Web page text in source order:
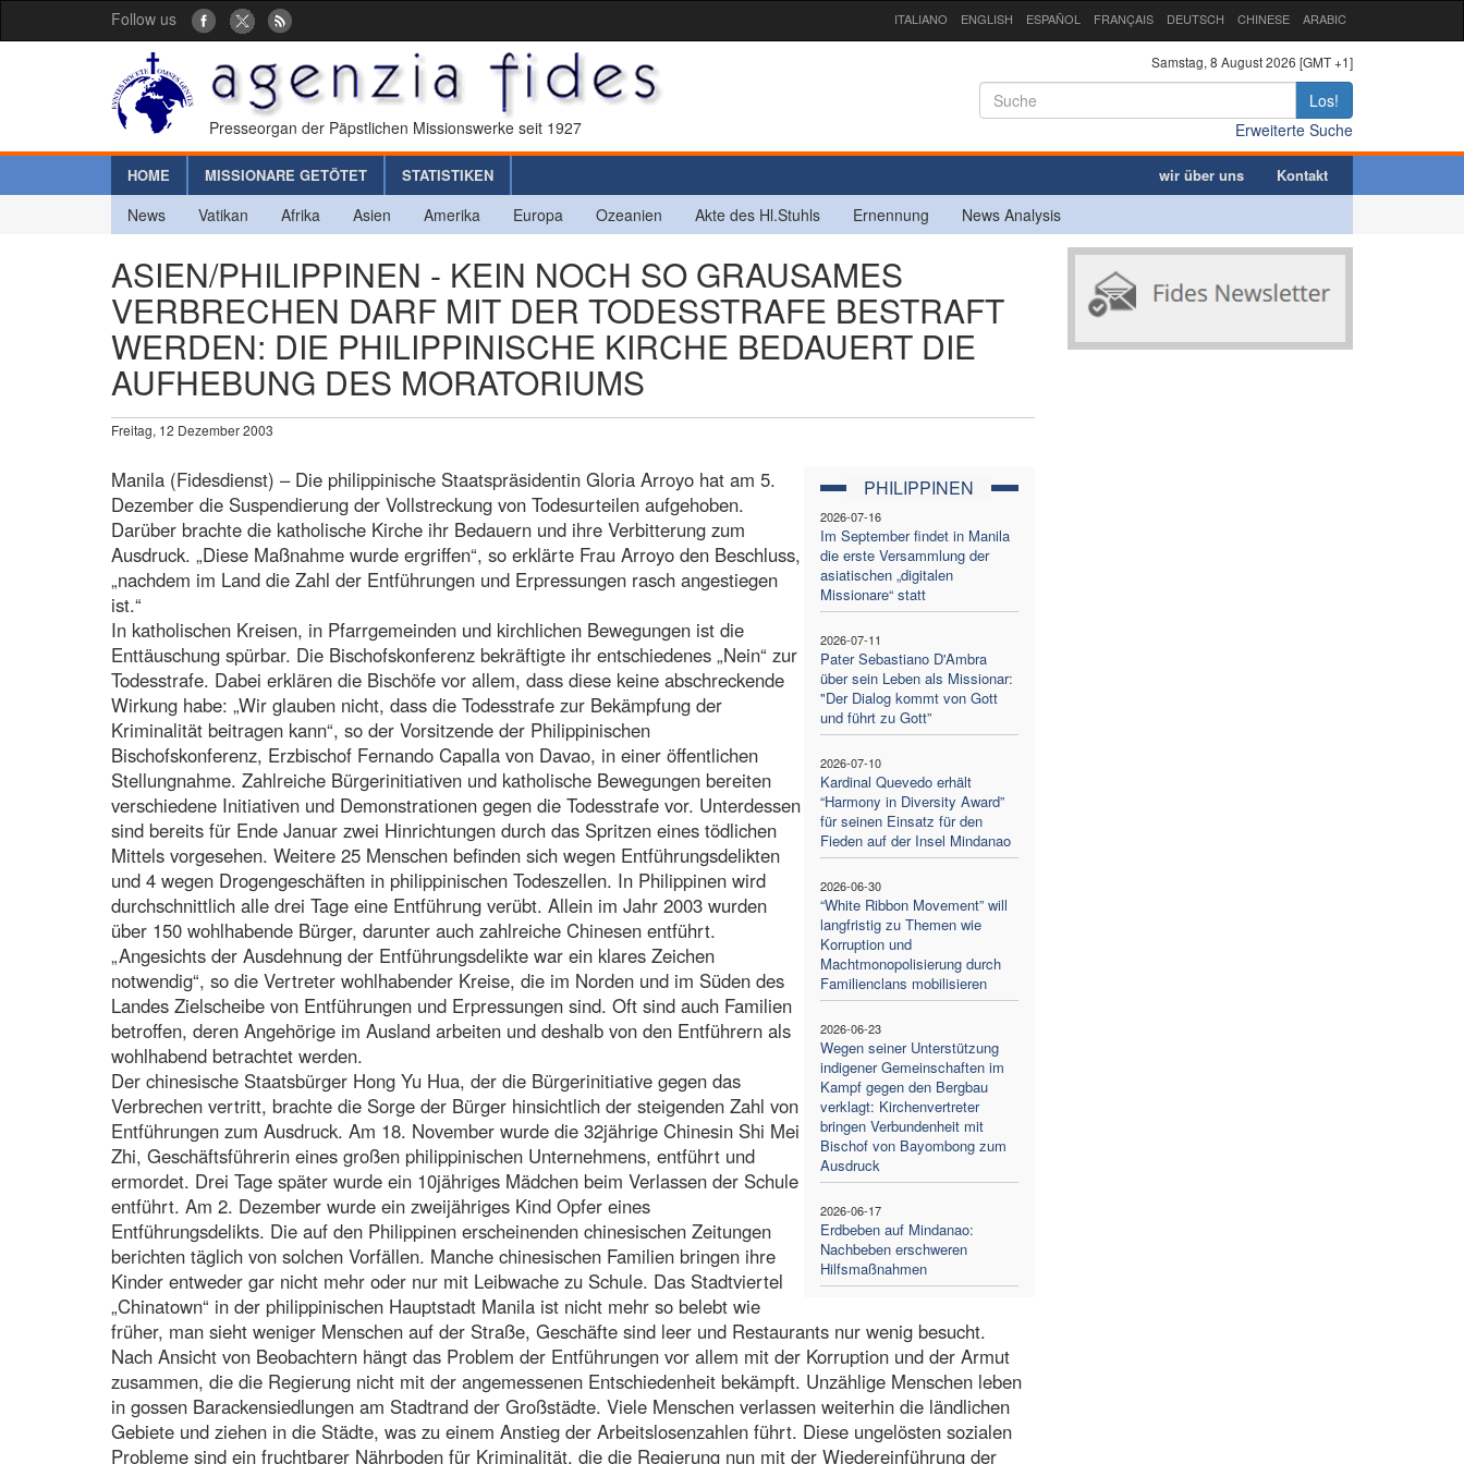
Follow us ITALIANO ENGLISH ESPAÑOL FRANÇAIS DEUTSCH CHINESE ARABIC
Presseorgan der Päpstlichen Missionswerke seit 1927
Samstag, 8 August 2026 [GMT +1]
Los!
Erweiterte Suche
HOME MISSIONARE GETÖTET STATISTIKEN wir über uns Kontakt
News Vatikan Afrika Asien Amerika Europa Ozeanien Akte des Hl.Stuhls Ernennung News Analysis
ASIEN/PHILIPPINEN - KEIN NOCH SO GRAUSAMES
VERBRECHEN DARF MIT DER TODESSTRAFE BESTRAFT
WERDEN: DIE PHILIPPINISCHE KIRCHE BEDAUERT DIE
AUFHEBUNG DES MORATORIUMS
Freitag, 12 Dezember 2003
PHILIPPINEN
2026-07-16
Im September findet in Manila
die erste Versammlung der
asiatischen „digitalen
Missionare“ statt
2026-07-11
Pater Sebastiano D'Ambra
über sein Leben als Missionar:
"Der Dialog kommt von Gott
und führt zu Gott”
2026-07-10
Kardinal Quevedo erhält
“Harmony in Diversity Award”
für seinen Einsatz für den
Fieden auf der Insel Mindanao
2026-06-30
“White Ribbon Movement” will
langfristig zu Themen wie
Korruption und
Machtmonopolisierung durch
Familienclans mobilisieren
2026-06-23
Wegen seiner Unterstützung
indigener Gemeinschaften im
Kampf gegen den Bergbau
verklagt: Kirchenvertreter
bringen Verbundenheit mit
Bischof von Bayombong zum
Ausdruck
2026-06-17
Erdbeben auf Mindanao:
Nachbeben erschweren
Hilfsmaßnahmen
Manila (Fidesdienst) – Die philippinische Staatspräsidentin Gloria Arroyo hat am 5.
Dezember die Suspendierung der Vollstreckung von Todesurteilen aufgehoben.
Darüber brachte die katholische Kirche ihr Bedauern und ihre Verbitterung zum
Ausdruck. „Diese Maßnahme wurde ergriffen“, so erklärte Frau Arroyo den Beschluss,
„nachdem im Land die Zahl der Entführungen und Erpressungen rasch angestiegen
ist.“
In katholischen Kreisen, in Pfarrgemeinden und kirchlichen Bewegungen ist die
Enttäuschung spürbar. Die Bischofskonferenz bekräftigte ihr entschiedenes „Nein“ zur
Todesstrafe. Dabei erklären die Bischöfe vor allem, dass diese keine abschreckende
Wirkung habe: „Wir glauben nicht, dass die Todesstrafe zur Bekämpfung der
Kriminalität beitragen kann“, so der Vorsitzende der Philippinischen
Bischofskonferenz, Erzbischof Fernando Capalla von Davao, in einer öffentlichen
Stellungnahme. Zahlreiche Bürgerinitiativen und katholische Bewegungen bereiten
verschiedene Initiativen und Demonstrationen gegen die Todesstrafe vor. Unterdessen
sind bereits für Ende Januar zwei Hinrichtungen durch das Spritzen eines tödlichen
Mittels vorgesehen. Weitere 25 Menschen befinden sich wegen Entführungsdelikten
und 4 wegen Drogengeschäften in philippinischen Todeszellen. In Philippinen wird
durchschnittlich alle drei Tage eine Entführung verübt. Allein im Jahr 2003 wurden
über 150 wohlhabende Bürger, darunter auch zahlreiche Chinesen entführt.
„Angesichts der Ausdehnung der Entführungsdelikte war ein klares Zeichen
notwendig“, so die Vertreter wohlhabender Kreise, die im Norden und im Süden des
Landes Zielscheibe von Entführungen und Erpressungen sind. Oft sind auch Familien
betroffen, deren Angehörige im Ausland arbeiten und deshalb von den Entführern als
wohlhabend betrachtet werden.
Der chinesische Staatsbürger Hong Yu Hua, der die Bürgerinitiative gegen das
Verbrechen vertritt, brachte die Sorge der Bürger hinsichtlich der steigenden Zahl von
Entführungen zum Ausdruck. Am 18. November wurde die 32jährige Chinesin Shi Mei
Zhi, Geschäftsführerin eines großen philippinischen Unternehmens, entführt und
ermordet. Drei Tage später wurde ein 10jähriges Mädchen beim Verlassen der Schule
entführt. Am 2. Dezember wurde ein zweijähriges Kind Opfer eines
Entführungsdelikts. Die auf den Philippinen erscheinenden chinesischen Zeitungen
berichten täglich von solchen Vorfällen. Manche chinesischen Familien bringen ihre
Kinder entweder gar nicht mehr oder nur mit Leibwache zu Schule. Das Stadtviertel
„Chinatown“ in der philippinischen Hauptstadt Manila ist nicht mehr so belebt wie
früher, man sieht weniger Menschen auf der Straße, Geschäfte sind leer und Restaurants nur wenig besucht.
Nach Ansicht von Beobachtern hängt das Problem der Entführungen vor allem mit der Korruption und der Armut
zusammen, die die Regierung nicht mit der angemessenen Entschiedenheit bekämpft. Unzählige Menschen leben
in gossen Barackensiedlungen am Stadtrand der Großstädte. Viele Menschen verlassen weiterhin die ländlichen
Gebiete und ziehen in die Städte, was zu einem Anstieg der Arbeitslosenzahlen führt. Diese ungelösten sozialen
Probleme sind ein fruchtbarer Nährboden für Kriminalität, die die Regierung nun mit der Wiedereinführung der